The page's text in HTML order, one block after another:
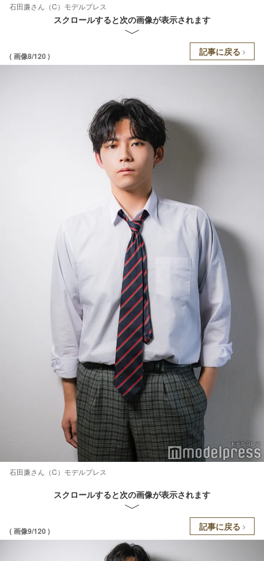
石田廉さん（C）モデルプレス
スクロールすると次の画像が表示されます
( 画像8/120 ) 記事に戻る
石田廉さん（C）モデルプレス
スクロールすると次の画像が表示されます
( 画像9/120 ) 記事に戻る